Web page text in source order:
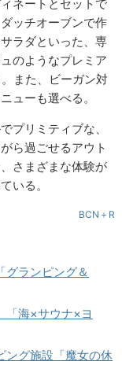
ネートとセットで
ッチオーブンで作
ラダといった、専
のようなプレミア
また、ビーガン対
ューも選べる。
プリミティブな、
ら過ごせるアウト
さまざまな体験が
いる。
BCN＋R
グランピング＆
海×サウナ×ヨ
ング施設「魔女の休